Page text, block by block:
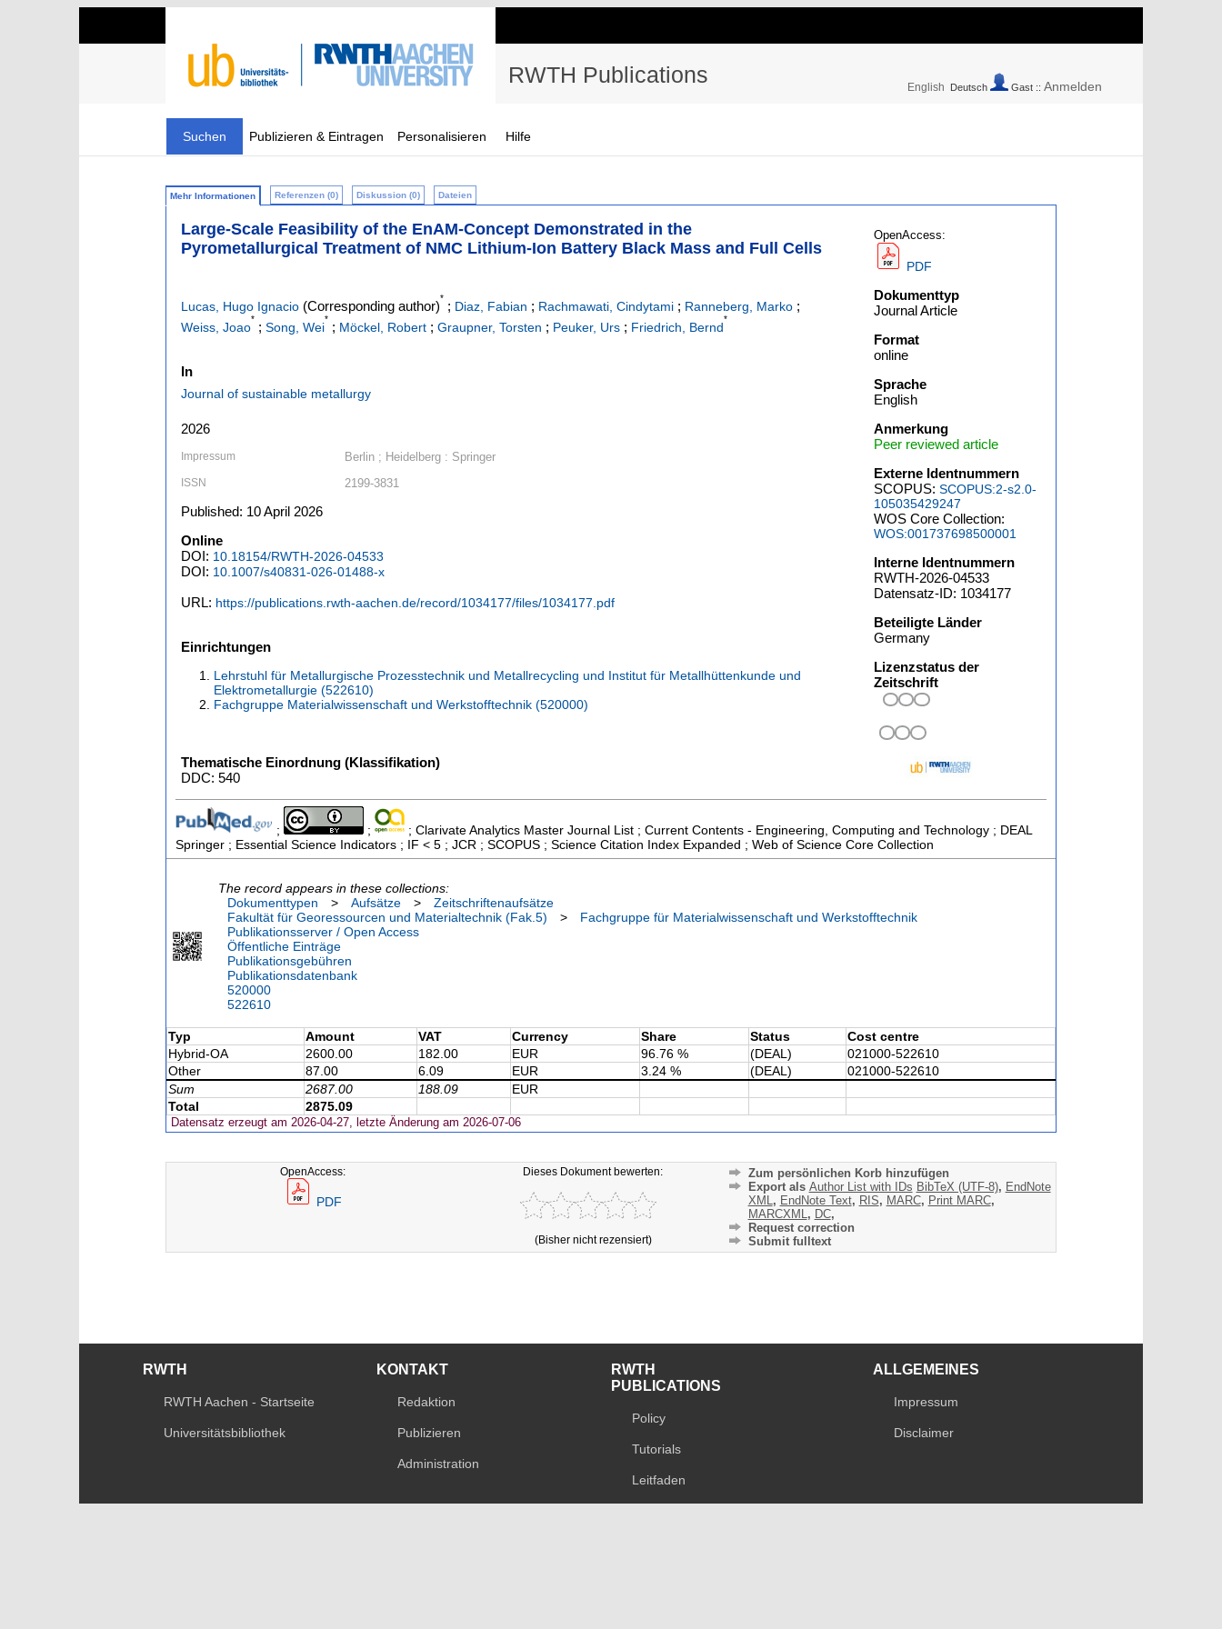
RWTH Publications English Deutsch Gast :: Anmelden
Suchen Publizieren & Eintragen Personalisieren Hilfe
Mehr Informationen Referenzen (0) Diskussion (0) Dateien
Large-Scale Feasibility of the EnAM-Concept Demonstrated in the
Pyrometallurgical Treatment of NMC Lithium-Ion Battery Black Mass and Full Cells
Lucas, Hugo Ignacio (Corresponding author)
*
; Diaz, Fabian ; Rachmawati, Cindytami ; Ranneberg, Marko ;
Weiss, Joao
*
; Song, Wei
*
; Möckel, Robert ; Graupner, Torsten ; Peuker, Urs ; Friedrich, Bernd
*
In
Journal of sustainable metallurgy
2026
Impressum Berlin ; Heidelberg : Springer
ISSN 2199-3831
Published: 10 April 2026
Online
DOI: 10.18154/RWTH-2026-04533
DOI: 10.1007/s40831-026-01488-x
URL: https://publications.rwth-aachen.de/record/1034177/files/1034177.pdf
Einrichtungen
Lehrstuhl für Metallurgische Prozesstechnik und Metallrecycling und Institut für Metallhüttenkunde und
Elektrometallurgie (522610)
Fachgruppe Materialwissenschaft und Werkstofftechnik (520000)
Thematische Einordnung (Klassifikation)
DDC: 540
OpenAccess:
PDF
Dokumenttyp
Journal Article
Format
online
Sprache
English
Anmerkung
Peer reviewed article
Externe Identnummern
SCOPUS:SCOPUS:2-s2.0-
105035429247
WOS Core Collection:
WOS:001737698500001
Interne Identnummern
RWTH-2026-04533
Datensatz-ID: 1034177
Beteiligte Länder
Germany
Lizenzstatus der
Zeitschrift
; ;
; Clarivate Analytics Master Journal List ; Current Contents - Engineering, Computing and Technology ; DEAL
Springer ; Essential Science Indicators ; IF < 5 ; JCR ; SCOPUS ; Science Citation Index Expanded ; Web of Science Core Collection
The record appears in these collections:
Dokumenttypen
> Aufsätze >
Zeitschriftenaufsätze
Fakultät für Georessourcen und Materialtechnik (Fak.5)
>
Fachgruppe für Materialwissenschaft und Werkstofftechnik
Publikationsserver / Open Access
Öffentliche Einträge
Publikationsgebühren
Publikationsdatenbank
520000
522610
Typ Amount VAT Currency Share Status
Cost centre
Hybrid-OA
2600.00 182.00 EUR 96.76 % (DEAL)
021000-522610
Other
87.00 6.09 EUR 3.24 % (DEAL)
021000-522610
Sum
2687.00 188.09
EUR
Total
2875.09
Datensatz erzeugt am 2026-04-27, letzte Änderung am 2026-07-06
OpenAccess:
PDF
Dieses Dokument bewerten:
(Bisher nicht rezensiert)
Zum persönlichen Korb hinzufügen
Export als Author List with IDs BibTeX (UTF-8), EndNote
XML , EndNote Text, RIS, MARC, Print MARC,
MARCXML , DC,
Request correction
Submit fulltext
RWTH
RWTH Aachen - Startseite
Universitätsbibliothek
KONTAKT
Redaktion
Publizieren
Administration
RWTH
PUBLICATIONS
Policy
Tutorials
Leitfaden
ALLGEMEINES
Impressum
Disclaimer